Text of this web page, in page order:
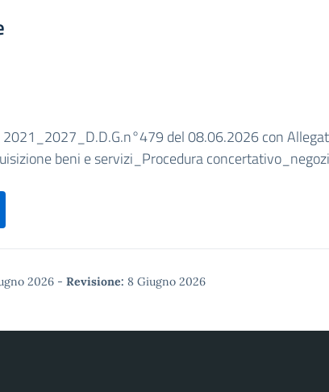
2021_2027_D.D.G.n°479 del 08.06.2026 con
beni e servizi_Procedura
2026 - Revisione: 8 Giugno 2026